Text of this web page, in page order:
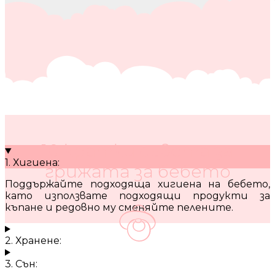
10 кратки съвета за
грижата за бебето
1. Хигиена:
Поддържайте подходяща хигиена на бебето,
като използвате подходящи продукти за
къпане и редовно му сменяйте пелените.
2. Хранене:
3. Сън: